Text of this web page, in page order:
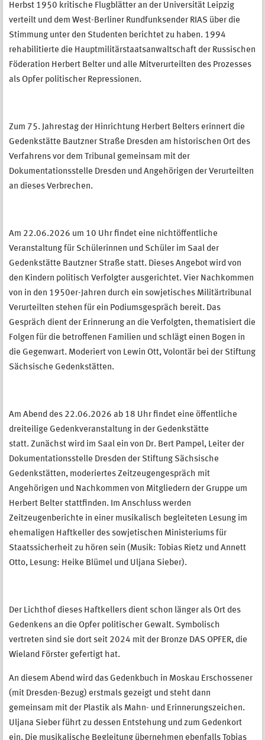
Herbst 1950 kritische Flugblätter an der Universität Leipzig
verteilt und dem West-Berliner Rundfunksender RIAS über die
Stimmung unter den Studenten berichtet zu haben. 1994
rehabilitierte die Hauptmilitärstaatsanwaltschaft der Russischen
Föderation Herbert Belter und alle Mitverurteilten des Prozesses
als Opfer politischer Repressionen.
Zum 75. Jahrestag der Hinrichtung Herbert Belters erinnert die
Gedenkstätte Bautzner Straße Dresden am historischen Ort des
Verfahrens vor dem Tribunal gemeinsam mit der
Dokumentationsstelle Dresden und Angehörigen der Verurteilten
an dieses Verbrechen.
Am 22.06.2026 um 10 Uhr findet eine nichtöffentliche
Veranstaltung für Schülerinnen und Schüler im Saal der
Gedenkstätte Bautzner Straße statt. Dieses Angebot wird von
den Kindern politisch Verfolgter ausgerichtet. Vier Nachkommen
von in den 1950er-Jahren durch ein sowjetisches Militärtribunal
Verurteilten stehen für ein Podiumsgespräch bereit. Das
Gespräch dient der Erinnerung an die Verfolgten, thematisiert die
Folgen für die betroffenen Familien und schlägt einen Bogen in
die Gegenwart. Moderiert von Lewin Ott, Volontär bei der Stiftung
Sächsische Gedenkstätten.
Am Abend des 22.06.2026 ab 18 Uhr findet eine öffentliche
dreiteilige Gedenkveranstaltung in der Gedenkstätte
statt. Zunächst wird im Saal ein von Dr. Bert Pampel, Leiter der
Dokumentationsstelle Dresden der Stiftung Sächsische
Gedenkstätten, moderiertes Zeitzeugengespräch mit
Angehörigen und Nachkommen von Mitgliedern der Gruppe um
Herbert Belter stattfinden. Im Anschluss werden
Zeitzeugenberichte in einer musikalisch begleiteten Lesung im
ehemaligen Haftkeller des sowjetischen Ministeriums für
Staatssicherheit zu hören sein (Musik: Tobias Rietz und Annett
Otto, Lesung: Heike Blümel und Uljana Sieber).
Der Lichthof dieses Haftkellers dient schon länger als Ort des
Gedenkens an die Opfer politischer Gewalt. Symbolisch
vertreten sind sie dort seit 2024 mit der Bronze DAS OPFER, die
Wieland Förster gefertigt hat.
An diesem Abend wird das Gedenkbuch in Moskau Erschossener
(mit Dresden-Bezug) erstmals gezeigt und steht dann
gemeinsam mit der Plastik als Mahn- und Erinnerungszeichen.
Uljana Sieber führt zu dessen Entstehung und zum Gedenkort
ein. Die musikalische Begleitung übernehmen ebenfalls Tobias